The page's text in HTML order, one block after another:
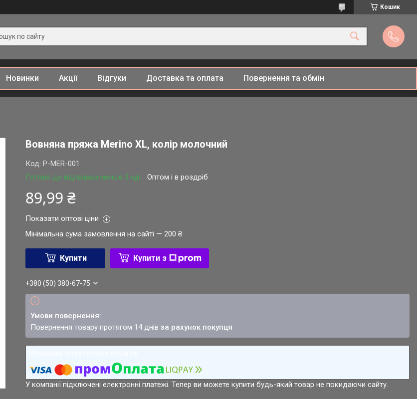
Кошик
Новинки Акції Відгуки Доставка та оплата Повернення та обмін
Вовняна пряжа Merino XL, колір молочний
Готово до відправки менше 3 од. Оптом і в роздріб
Код:P-MER-001
89,99 ₴
Показати оптові ціни
Мінімальна сума замовлення на сайті — 200 ₴
Купити Купити з
+380 (50) 380-67-75
повернення товару протягом 14 днівза рахунок покупця
У компанії підключені електронні платежі. Тепер ви можете купити будь-який товар не покидаючи сайту.